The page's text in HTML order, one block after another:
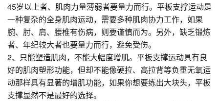
45岁以上者、肌肉力量薄弱者要量力而行。平板支撑运动是
一种复杂的全身肌肉运动，需要多种肌肉协力工作，如果
腕、肘、肩、腰椎有伤病，则要谨慎而为。另外，缺乏锻炼
者、年纪较大者也要量力而行，避免受伤。
2、只能塑造肌肉，不能大幅度增肌。平板支撑运动具有良
好的肌肉塑形功能，但却不能像硬拉、高拉背等负重无氧运
动那样具有显著的增肌功能，如果你想要练出大块头，平板
支撑显然不是最好的选择。